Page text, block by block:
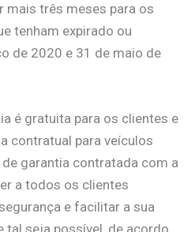
mais três meses para os
tenham expirado ou
de 2020 e 31 de maio de
é gratuita para os clientes e
contratual para veículos
garantia contratada com a
a todos os clientes
e facilitar a sua